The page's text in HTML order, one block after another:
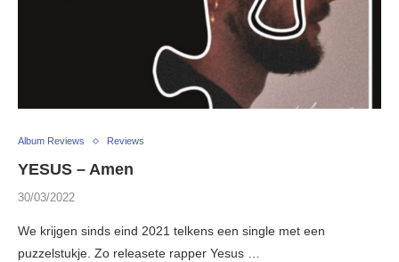
Album Reviews Reviews
YESUS – Amen
30/03/2022
We krijgen sinds eind 2021 telkens een single met een
puzzelstukje. Zo releasete rapper Yesus …